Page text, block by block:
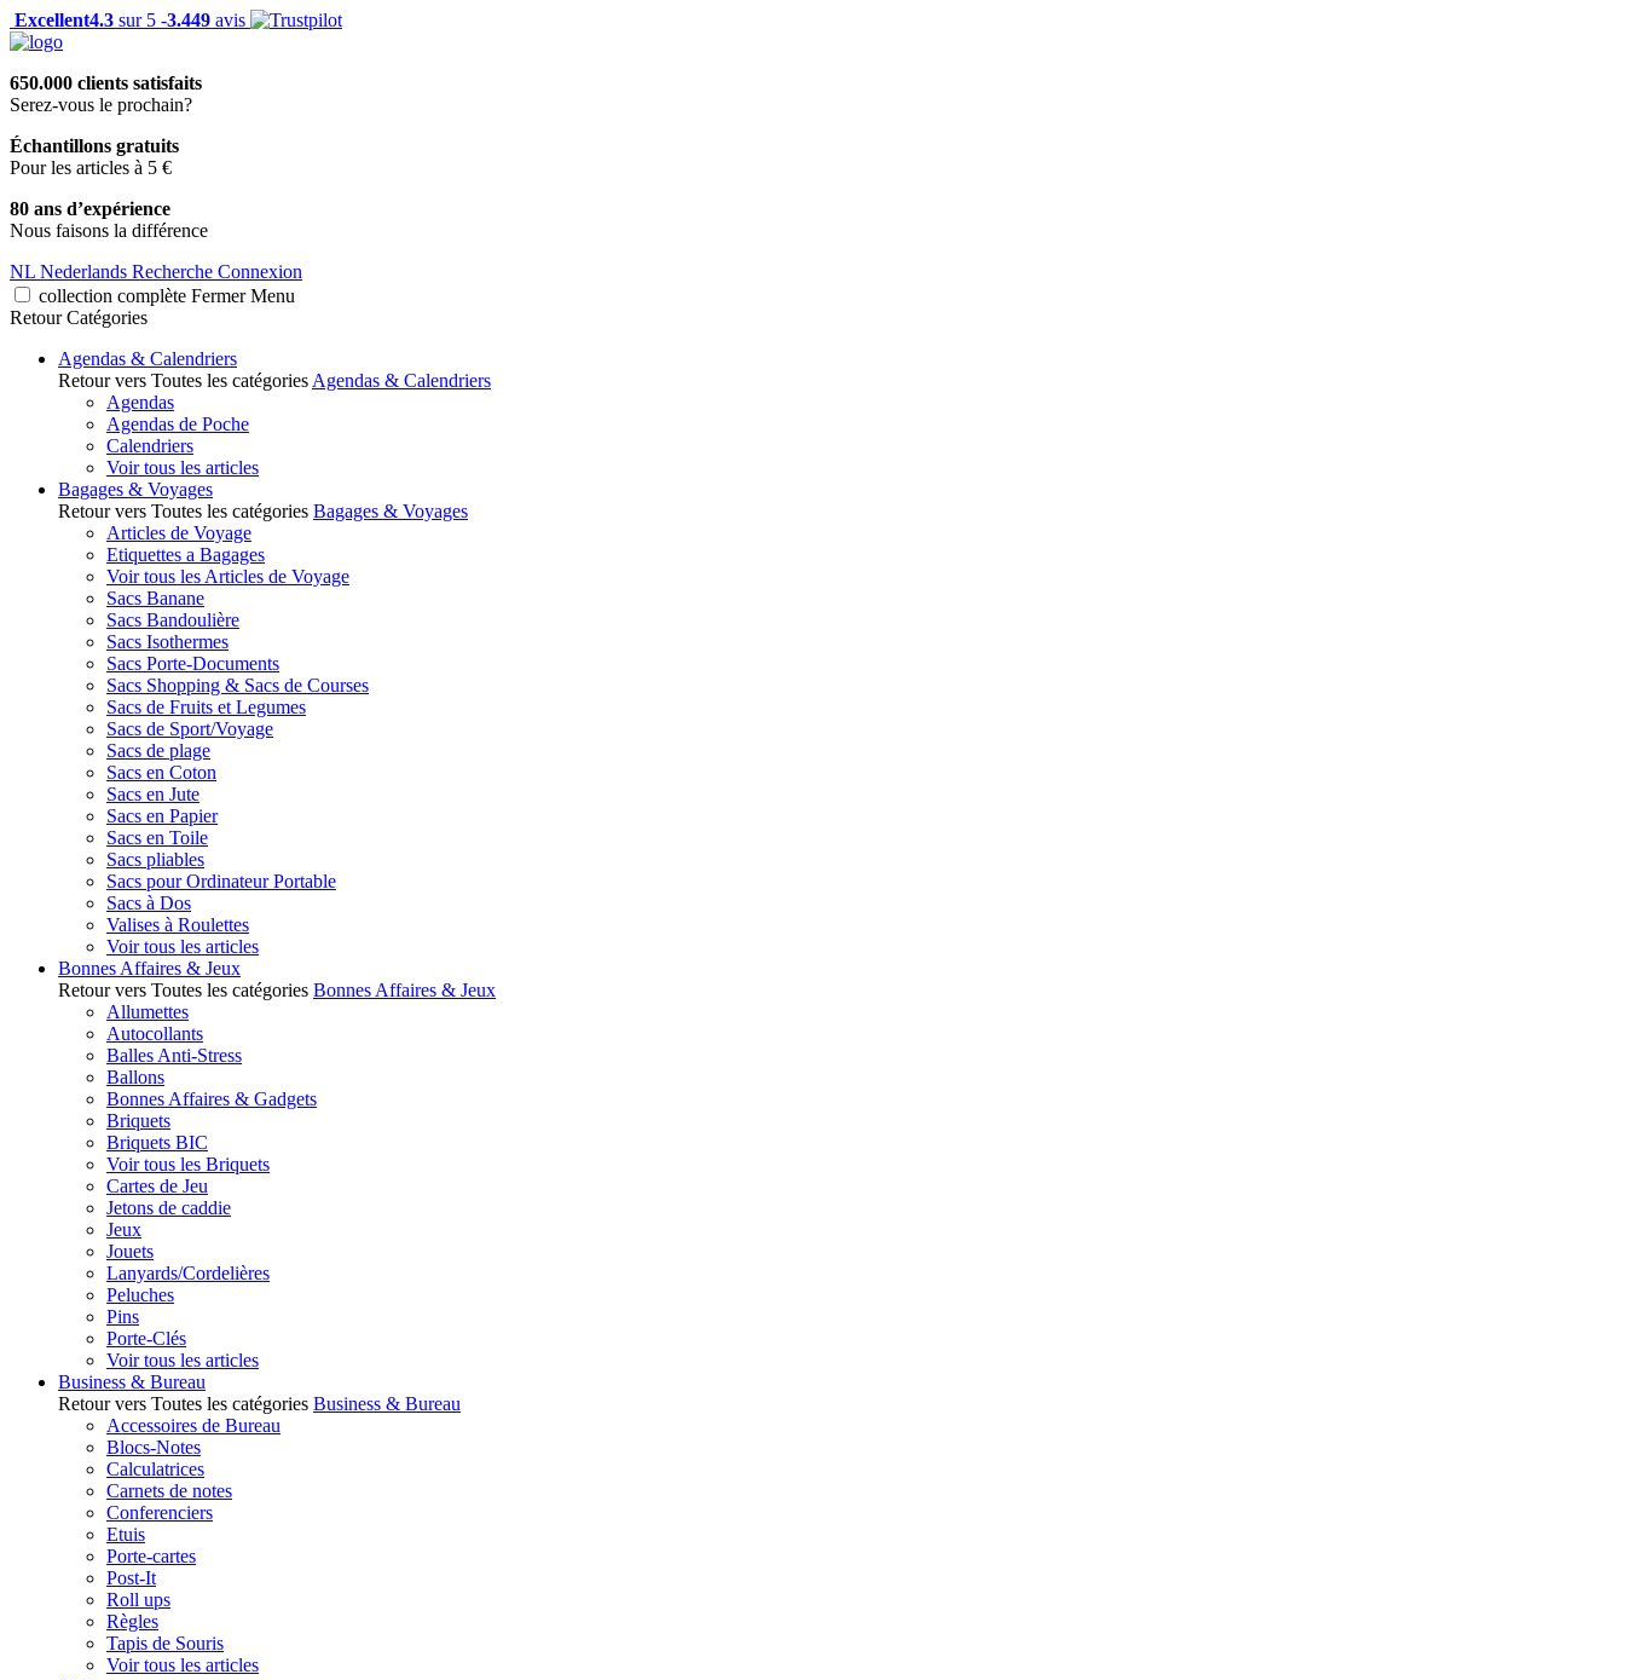
Excellent4.3 sur 5 -3.449 avis
650.000 clients satisfaits
Serez-vous le prochain?
Échantillons gratuits
Pour les articles à 5 €
80 ans d’expérience
Nous faisons la différence
NL Nederlands Recherche Connexion
collection complète Fermer Menu
Retour Catégories
Agendas & Calendriers
Retour vers Toutes les catégories Agendas & Calendriers
Agendas
Agendas de Poche
Calendriers
Voir tous les articles
Bagages & Voyages
Retour vers Toutes les catégories Bagages & Voyages
Articles de Voyage
Etiquettes a Bagages
Voir tous les Articles de Voyage
Sacs Banane
Sacs Bandoulière
Sacs Isothermes
Sacs Porte-Documents
Sacs Shopping & Sacs de Courses
Sacs de Fruits et Legumes
Sacs de Sport/Voyage
Sacs de plage
Sacs en Coton
Sacs en Jute
Sacs en Papier
Sacs en Toile
Sacs pliables
Sacs pour Ordinateur Portable
Sacs à Dos
Valises à Roulettes
Voir tous les articles
Bonnes Affaires & Jeux
Retour vers Toutes les catégories Bonnes Affaires & Jeux
Allumettes
Autocollants
Balles Anti-Stress
Ballons
Bonnes Affaires & Gadgets
Briquets
Briquets BIC
Voir tous les Briquets
Cartes de Jeu
Jetons de caddie
Jeux
Jouets
Lanyards/Cordelières
Peluches
Pins
Porte-Clés
Voir tous les articles
Business & Bureau
Retour vers Toutes les catégories Business & Bureau
Accessoires de Bureau
Blocs-Notes
Calculatrices
Carnets de notes
Conferenciers
Etuis
Porte-cartes
Post-It
Roll ups
Règles
Tapis de Souris
Voir tous les articles